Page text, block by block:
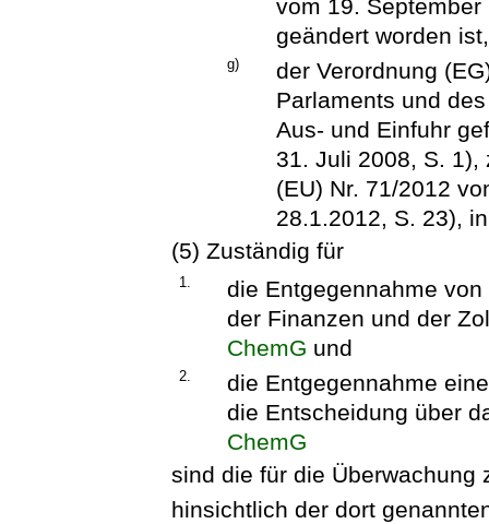
vom 19.
geändert worden
g)
der Verordnung
Parlaments und
Aus- und Einfuhr
31. Juli 2008, S. 1),
(EU) Nr. 71/2012
28.1.2012, S. 23),
(5) Zuständig für
1.
die Entgegennahme
der Finanzen und der
ChemG und
2.
die Entgegennahme
die Entscheidung über
ChemG
sind die für die Überwachung
hinsichtlich der dort